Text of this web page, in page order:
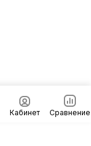
Кабинет Сравнение